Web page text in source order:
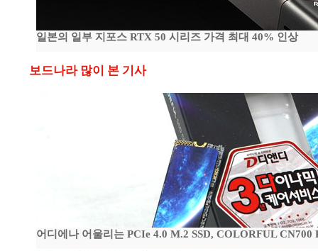
일본의 일부 지포스 RTX 50 시리즈 가격 최대 40% 인상
보드나라 많이 본 기사
어디에나 어울리는 PCIe 4.0 M.2 SSD, COLORFUL